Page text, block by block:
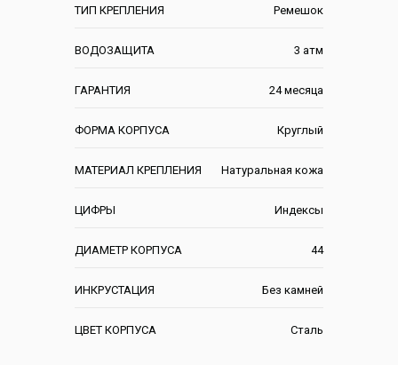
ТИП КРЕПЛЕНИЯ Ремешок
ВОДОЗАЩИТА 3 атм
ГАРАНТИЯ 24 месяца
ФОРМА КОРПУСА Круглый
МАТЕРИАЛ КРЕПЛЕНИЯ Натуральная кожа
ЦИФРЫ Индексы
ДИАМЕТР КОРПУСА 44
ИНКРУСТАЦИЯ Без камней
ЦВЕТ КОРПУСА Сталь